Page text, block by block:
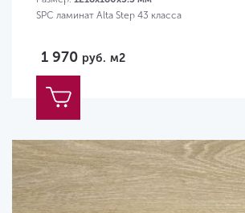
SPC ламинат Alta Step 43 класса
1 970 руб. м2